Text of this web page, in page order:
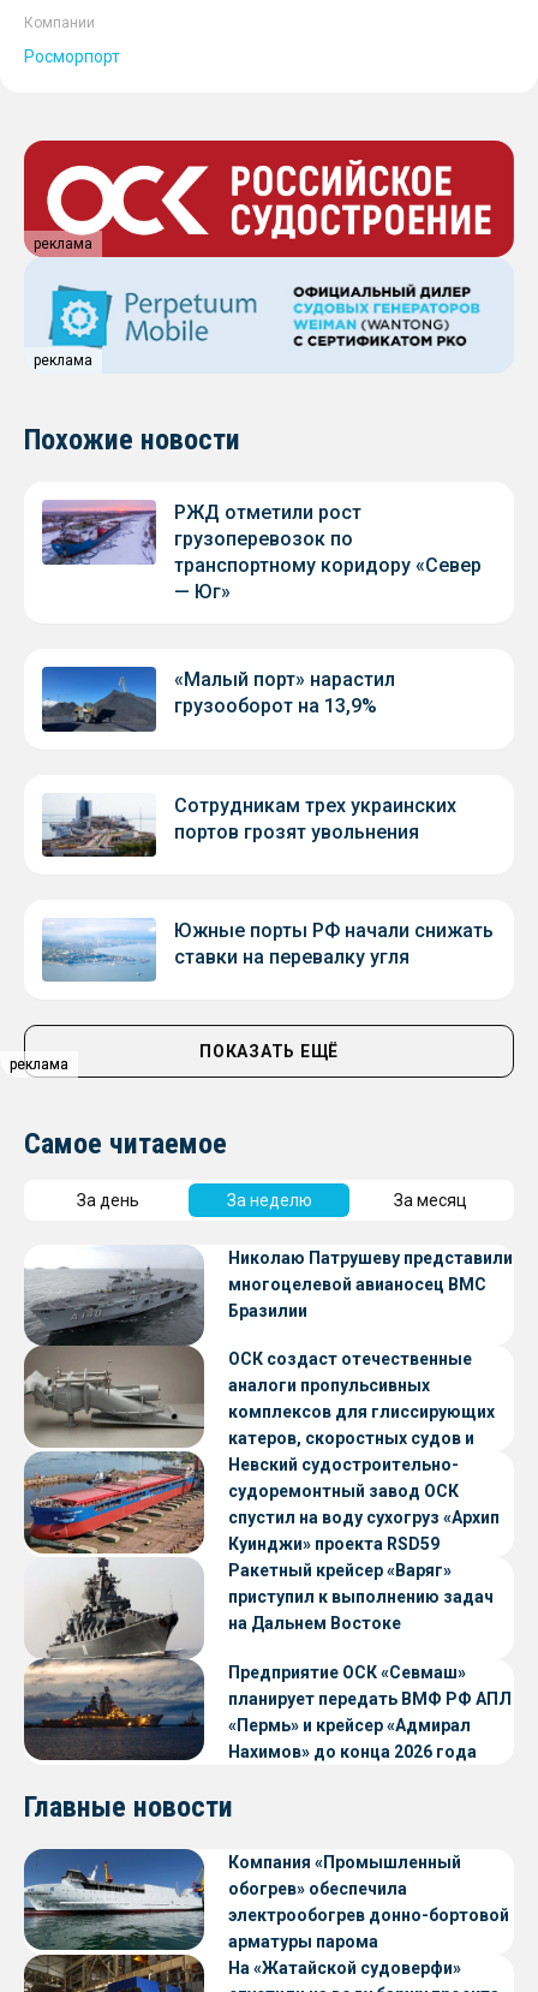
реклама
реклама
Компании
Росморпорт
реклама
реклама
Похожие новости
РЖД отметили рост
грузоперевозок по
транспортному коридору «Север
— Юг»
«Малый порт» нарастил
грузооборот на 13,9%
Сотрудникам трех украинских
портов грозят увольнения
Южные порты РФ начали снижать
ставки на перевалку угля
ПОКАЗАТЬ ЕЩЁ
Самое читаемое
За день За неделю За месяц
Николаю Патрушеву представили
многоцелевой авианосец ВМС
Бразилии
ОСК создаст отечественные
аналоги пропульсивных
комплексов для глиссирующих
катеров, скоростных судов и
судов с малой осадкой
Невский судостроительно-
судоремонтный завод ОСК
спустил на воду сухогруз «Архип
Куинджи» проекта RSD59
Ракетный крейсер «Варяг»
приступил к выполнению задач
на Дальнем Востоке
Предприятие ОСК «Севмаш»
планирует передать ВМФ РФ АПЛ
«Пермь» и крейсер «Адмирал
Нахимов» до конца 2026 года
Главные новости
Компания «Промышленный
обогрев» обеспечила
электрообогрев донно-бортовой
арматуры парома
«Петропавловск» проекта CNF22
На «Жатайской судоверфи»